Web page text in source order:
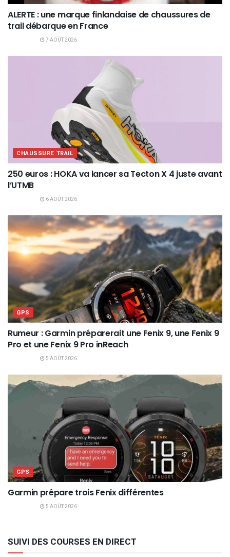
ALERTE : une marque finlandaise de chaussures de
trail débarque en France
7 AOÛT 2026
CHAUSSURE TRAIL
250 euros : HOKA va lancer sa Tecton X 4 juste avant
l’UTMB
6 AOÛT 2026
GPS
Rumeur : Garmin préparerait une Fenix 9, une Fenix 9
Pro et une Fenix 9 Pro inReach
5 AOÛT 2026
GPS
Garmin prépare trois Fenix différentes
5 AOÛT 2026
SUIVI DES COURSES EN DIRECT